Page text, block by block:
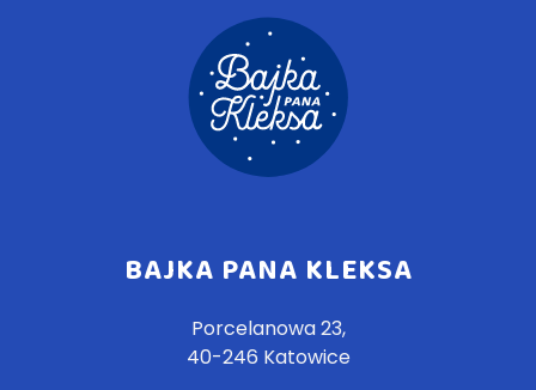
BAJKA PANA KLEKSA
Porcelanowa 23,
40-246 Katowice